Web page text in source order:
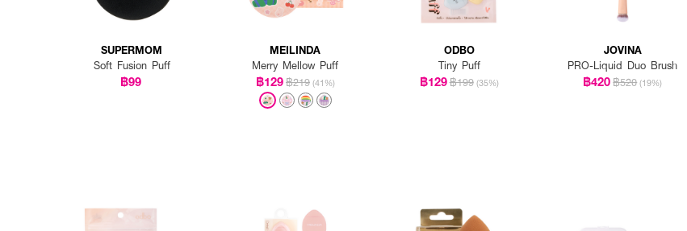
SUPERMOM
Soft Fusion Puff
฿99
MEILINDA
Merry Mellow Puff
฿129฿219 (41%)
ODBO
Tiny Puff
฿129฿199 (35%)
JOVINA
PRO-Liquid Duo Brush
฿420฿520 (19%)